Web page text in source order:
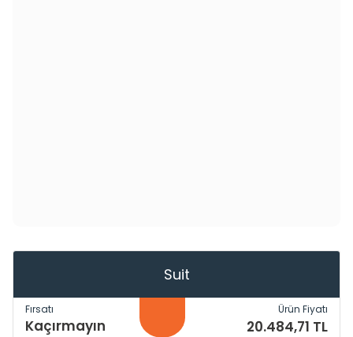
Suit
Fırsatı
Kaçırmayın
Ürün Fiyatı
20.484,71 TL